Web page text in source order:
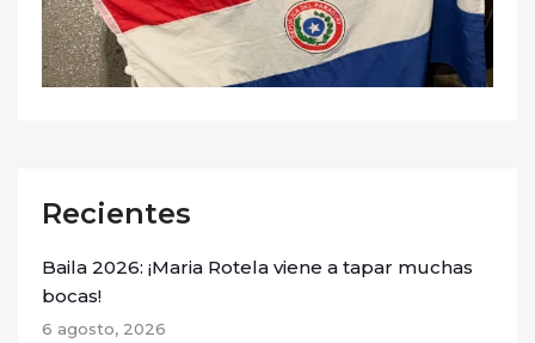
Recientes
Baila 2026: ¡Maria Rotela viene a tapar muchas
bocas!
6 agosto, 2026